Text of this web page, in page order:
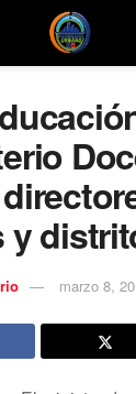
y
marzo 8,